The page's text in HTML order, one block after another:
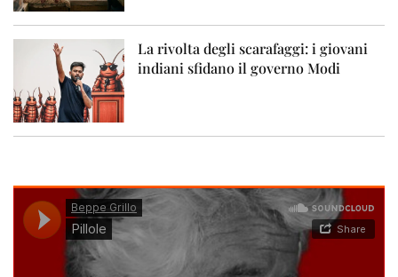
La rivolta degli scarafaggi: i giovani
indiani sfidano il governo Modi